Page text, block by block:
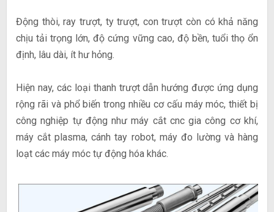
Động thòi, ray trượt, ty trượt, con trượt còn có khả năng
chịu tải trọng lớn, độ cứng vững cao, độ bền, tuổi thọ ổn
định, lâu dài, ít hư hỏng.
Hiện nay, các loại thanh trượt dẫn hướng được ứng dụng
rộng rãi và phổ biến trong nhiều cơ cấu máy móc, thiết bị
công nghiệp tự động như máy cắt cnc gia công cơ khí,
máy cắt plasma, cánh tay robot, máy đo lường và hàng
loạt các máy móc tự động hóa khác.